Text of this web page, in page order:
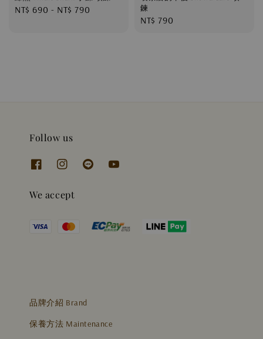
Regular
NT$ 690 - NT$ 790
鍊
Regular
NT$ 790
Follow us
We accept
品牌介紹 Brand
保養方法 Maintenance